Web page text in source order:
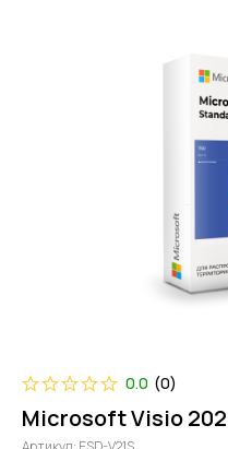
0.0 (0)
Microsoft Visio